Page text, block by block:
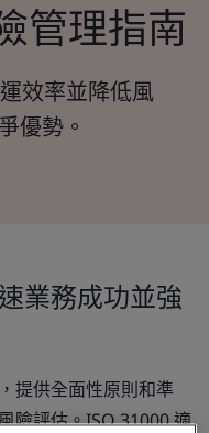
管理指南
效率並降低風
優勢。
業務成功並強
提供全面性原則和準
險評估。ISO 31000 適